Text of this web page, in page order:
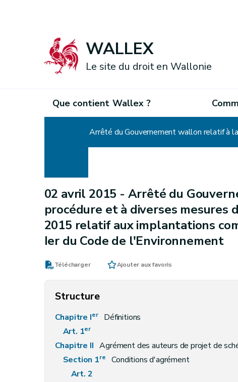
WALLEX
Le site du droit en Wallonie
Que contient Wallex ?
02 avril 2015 - Arrêté du
procédure et à diverses
2015 relatif aux implantations
Ier du Code de l'Environnement
Télécharger Ajouter aux favoris
Structure
Chapitre Ier
Définitions
Art. 1er
Chapitre II Agrément des auteurs de projet de
Section 1re
Conditions d'agrément
Art. 2